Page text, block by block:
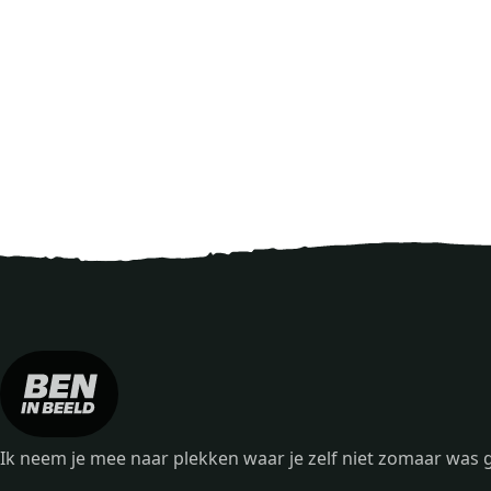
Ik neem je mee naar plekken waar je zelf niet zomaar was